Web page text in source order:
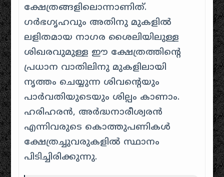
ക്ഷേത്രങ്ങളിലൊന്നാണിത്.
ഗർഭഗൃഹവും അതിനു മുകളിൽ
ലളിതമായ നാഗര ശൈലിയിലുള്ള
ശിഖരവുമുള്ള ഈ ക്ഷേത്രത്തിന്റെ
പ്രധാന വാതിലിനു മുകളിലായി
നൃത്തം ചെയ്യുന്ന ശിവന്റെയും
പാർവതിയുടെയും ശില്പം കാണാം.
ഹരിഹരൻ, അർദ്ധനാരീശ്വരൻ
എന്നിവരുടെ കൊത്തുപണികൾ
ക്ഷേത്രച്ചുവരുകളിൽ സ്ഥാനം
പിടിച്ചിരിക്കുന്നു.